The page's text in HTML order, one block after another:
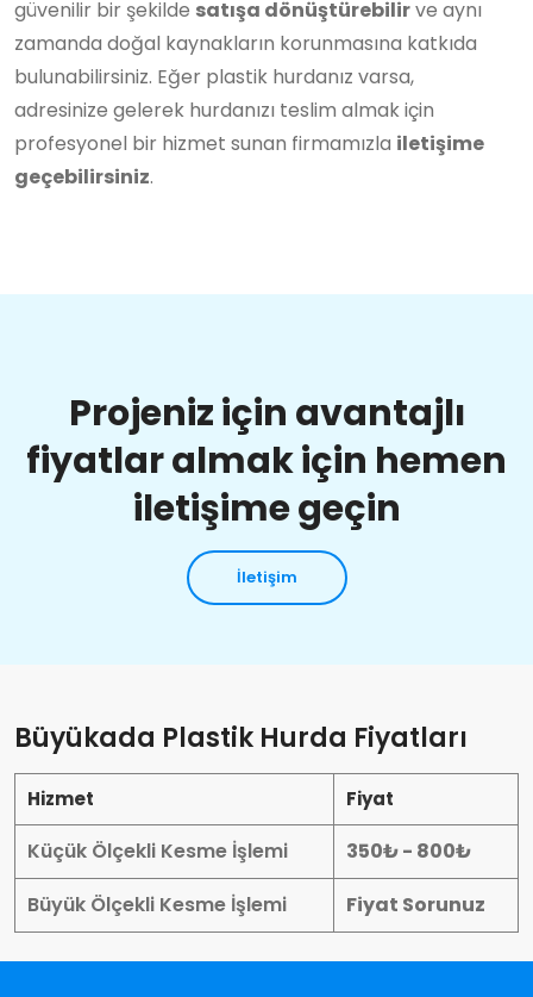
güvenilir bir şekilde satışa dönüştürebilirve aynı
zamanda doğal kaynakların korunmasına katkıda
bulunabilirsiniz. Eğer plastik hurdanız varsa,
adresinize gelerek hurdanızı teslim almak için
profesyonel bir hizmet sunan firmamızla iletişime
geçebilirsiniz.
Projeniz için avantajlı
fiyatlar almak için hemen
iletişime geçin
İletişim
Büyükada Plastik Hurda Fiyatları
Hizmet Fiyat
Küçük Ölçekli Kesme İşlemi
350₺ - 800₺
Büyük Ölçekli Kesme İşlemi
Fiyat Sorunuz